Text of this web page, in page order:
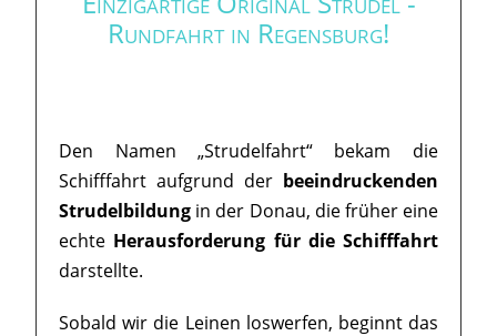
Rundfahrt in Regensburg!
Den Namen „Strudelfahrt“ bekam die
Schifffahrt aufgrund der beeindruckenden
Strudelbildung in der Donau, die früher eine
echte Herausforderung für die Schifffahrt
darstellte.
Sobald wir die Leinen loswerfen, beginnt das